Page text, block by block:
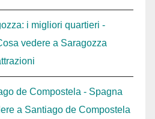
i migliori quartieri -
vedere a Saragozza
de Compostela - Spagna
a Santiago de Compostela